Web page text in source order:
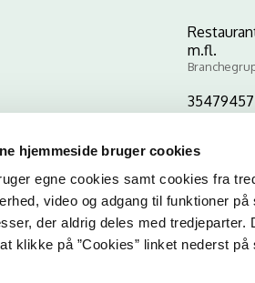
hjemmeside bruger cookies
egne cookies samt cookies fra
video og adgang til funktioner
der aldrig deles med
klikke på ”Cookies” linket nederst på
m.fl.
35479457
CVR-nr
Kopier link